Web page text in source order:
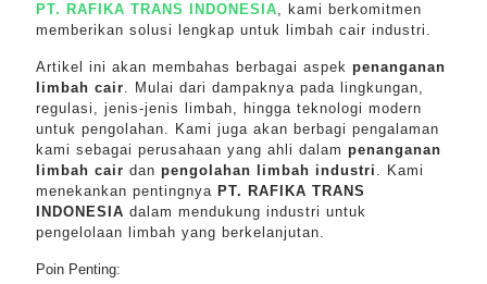
PT. RAFIKA TRANS INDONESIA, kami berkomitmen
memberikan solusi lengkap untuk limbah cair industri.
Artikel ini akan membahas berbagai aspek penanganan
limbah cair. Mulai dari dampaknya pada lingkungan,
regulasi, jenis-jenis limbah, hingga teknologi modern
untuk pengolahan. Kami juga akan berbagi pengalaman
kami sebagai perusahaan yang ahli dalam penanganan
limbah cair dan pengolahan limbah industri . Kami
menekankan pentingnya PT. RAFIKA TRANS
INDONESIA dalam mendukung industri untuk
pengelolaan limbah yang berkelanjutan.
Poin Penting: